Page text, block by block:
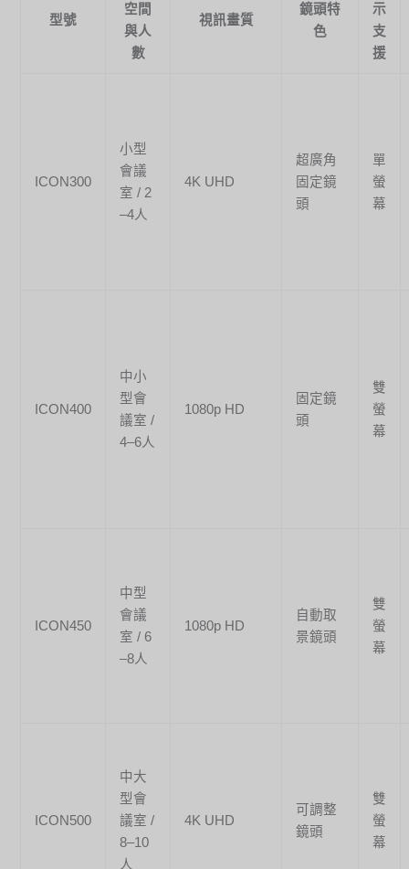
型號
空間
與人
數
視訊畫質
鏡頭特
色
示
支
援
ICON300
小型
會議
室 / 2
–4人
4K UHD
超廣角
固定鏡
頭
單
螢
幕
ICON400
中小
型會
議室 /
4–6人
1080p HD
固定鏡
頭
雙
螢
幕
ICON450
中型
會議
室 / 6
–8人
1080p HD
自動取
景鏡頭
雙
螢
幕
ICON500
中大
型會
議室 /
8–10
人
4K UHD
可調整
鏡頭
雙
螢
幕